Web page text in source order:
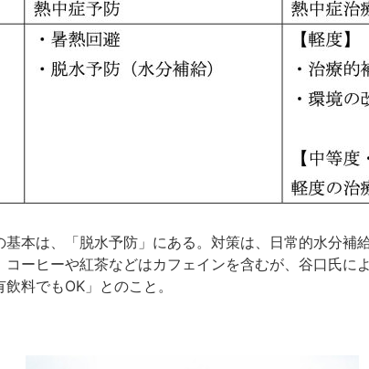
基本は、「脱水予防」にある。対策は、日常的水分補
コーヒーや紅茶などはカフェインを含むが、谷口氏に
料でもOK」とのこと。